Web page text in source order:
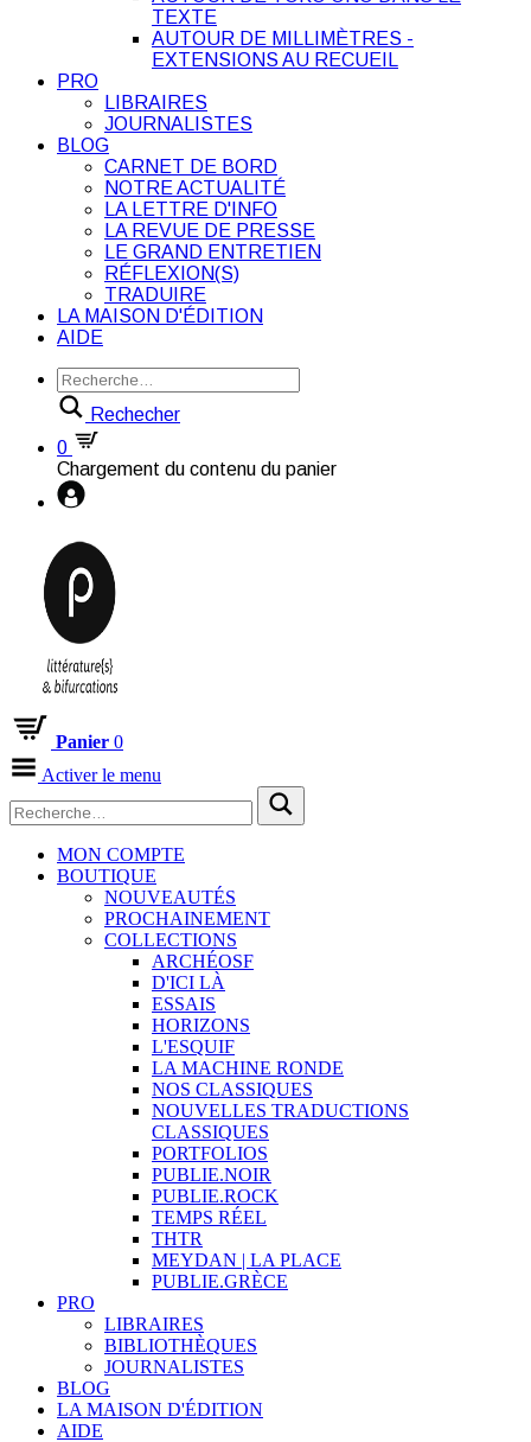
TEXTE
AUTOUR DE MILLIMÈTRES -
EXTENSIONS AU RECUEIL
PRO
LIBRAIRES
JOURNALISTES
BLOG
CARNET DE BORD
NOTRE ACTUALITÉ
LA LETTRE D'INFO
LA REVUE DE PRESSE
LE GRAND ENTRETIEN
RÉFLEXION(S)
TRADUIRE
LA MAISON D'ÉDITION
AIDE
Rechecher
0
Chargement du contenu du panier
Panier 0
Activer le menu
MON COMPTE
BOUTIQUE
NOUVEAUTÉS
PROCHAINEMENT
COLLECTIONS
ARCHÉOSF
D'ICI LÀ
ESSAIS
HORIZONS
L'ESQUIF
LA MACHINE RONDE
NOS CLASSIQUES
NOUVELLES TRADUCTIONS
CLASSIQUES
PORTFOLIOS
PUBLIE.NOIR
PUBLIE.ROCK
TEMPS RÉEL
THTR
MEYDAN | LA PLACE
PUBLIE.GRÈCE
PRO
LIBRAIRES
BIBLIOTHÈQUES
JOURNALISTES
BLOG
LA MAISON D'ÉDITION
AIDE